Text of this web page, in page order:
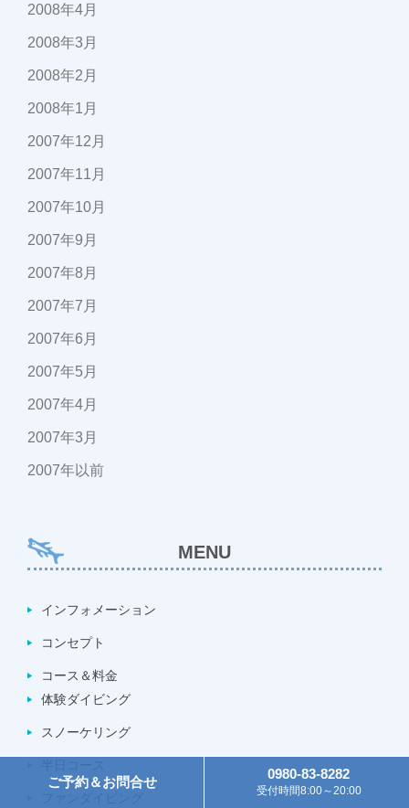
2008年4月
2008年3月
2008年2月
2008年1月
2007年12月
2007年11月
2007年10月
2007年9月
2007年8月
2007年7月
2007年6月
2007年5月
2007年4月
2007年3月
2007年以前
MENU
インフォメーション
コンセプト
コース＆料金
体験ダイビング
スノーケリング
ご予約＆お問合せ
0980-83-8282
受付時間8:00～20:00